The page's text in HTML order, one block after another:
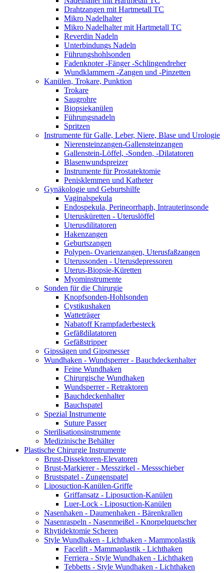
Drahtzangen mit Hartmetall TC
Mikro Nadelhalter
Mikro Nadelhalter mit Hartmetall TC
Reverdin Nadeln
Unterbindungs Nadeln
Führungshohlsonden
Fadenknoter -Fänger -Schlingendreher
Wundklammern -Zangen und -Pinzetten
Kanülen, Trokare, Punktion
Trokare
Saugrohre
Biopsiekanülen
Führungsnadeln
Spritzen
Instrumente für Galle, Leber, Niere, Blase und Urologie
Nierensteinzangen-Gallensteinzangen
Gallenstein-Löffel, -Sonden, -Dilatatoren
Blasenwundspreizer
Instrumente für Prostatektomie
Penisklemmen und Katheter
Gynäkologie und Geburtshilfe
Vaginalspekula
Endospekula, Perineorrhaph, Intrauterinsonde
Uterusküretten - Uteruslöffel
Uterusdilitatoren
Hakenzangen
Geburtszangen
Polypen- Ovarienzangen, Uterusfaßzangen
Uterussonden - Uterusdepressoren
Uterus-Biopsie-Küretten
Myominstrumente
Sonden für die Chirurgie
Knopfsonden-Hohlsonden
Cystikushaken
Watteträger
Nabatoff Krampfaderbesteck
Gefäßdilatatoren
Gefäßstripper
Gipssägen und Gipsmesser
Wundhaken - Wundsperrer - Bauchdeckenhalter
Feine Wundhaken
Chirurgische Wundhaken
Wundsperrer - Retraktoren
Bauchdeckenhalter
Bauchspatel
Spezial Instrumente
Suture Passer
Sterilisationsinstrumente
Medizinische Behälter
Plastische Chirurgie Instrumente
Brust-Dissektoren-Elevatoren
Brust-Markierer - Messzirkel - Messschieber
Brustspatel - Zungenspatel
Liposuction-Kanülen-Griffe
Griffansatz - Liposuction-Kanülen
Luer-Lock - Liposuction-Kanülen
Nasenhaken - Daumenhaken - Bärenkrallen
Nasenraspeln - Nasenmeißel - Knorpelquetscher
Rhytidektomie Scheren
Style Wundhaken - Lichthaken - Mammoplastik
Facelift - Mammaplastik - Lichthaken
Ferriera - Style Wundhaken - Lichthaken
Tebbetts - Style Wundhaken - Lichthaken